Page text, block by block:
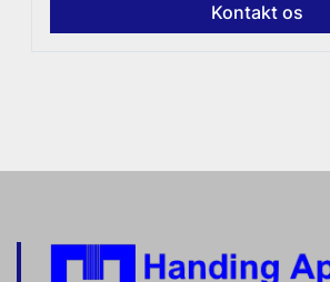
Kontakt os